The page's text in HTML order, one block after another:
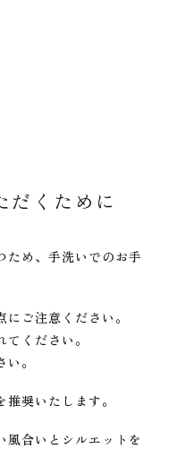
だくために
ため、手洗いでのお手
ご注意ください。
ください。
。
奨いたします。
風合いとシルエットを